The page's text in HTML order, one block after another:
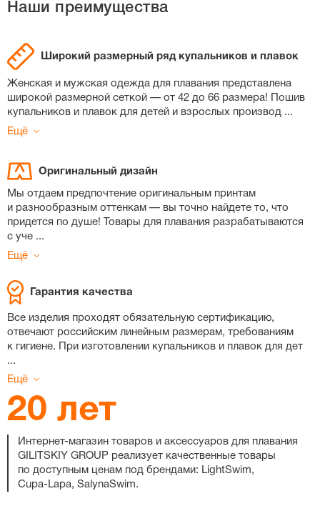
Наши преимущества
Широкий размерный ряд купальников и плавок
Женская и мужская одежда для плавания представлена
широкой размерной сеткой — от 42 до 66 размера! Пошив
купальников и плавок для детей и взрослых производ ...
Ещё
Оригинальный дизайн
Мы отдаем предпочтение оригинальным принтам
и разнообразным оттенкам — вы точно найдете то, что
придется по душе! Товары для плавания разрабатываются
с уче ...
Ещё
Гарантия качества
Все изделия проходят обязательную сертификацию,
отвечают российским линейным размерам, требованиям
к гигиене. При изготовлении купальников и плавок для дет
...
Ещё
20 лет
Интернет-магазин товаров и аксессуаров для плавания
GILITSKIY GROUP реализует качественные товары
по доступным ценам под брендами: LightSwim,
Cupa-Lapa, SalynaSwim.